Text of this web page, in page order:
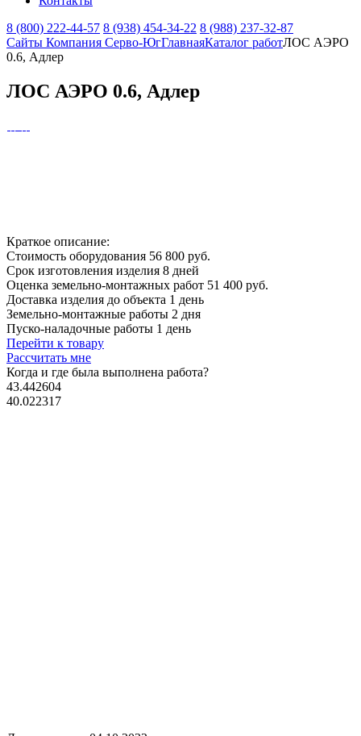
8 (800) 222-44-57 8 (938) 454-34-22 8 (988) 237-32-87
Сайты Компания Серво-ЮгГлавнаяКаталог работЛОС АЭРО
0.6, Адлер
ЛОС АЭРО 0.6, Адлер
Краткое описание:
Стоимость оборудования 56 800 руб.
Срок изготовления изделия 8 дней
Оценка земельно-монтажных работ 51 400 руб.
Доставка изделия до объекта 1 день
Земельно-монтажные работы 2 дня
Пуско-наладочные работы 1 день
Перейти к товару
Рассчитать мне
Когда и где была выполнена работа?
43.442604
40.022317